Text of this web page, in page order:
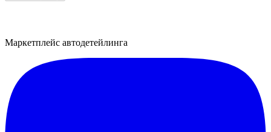
Маркетплейс автодетейлинга